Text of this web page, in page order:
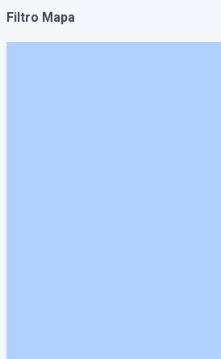
Filtro Mapa